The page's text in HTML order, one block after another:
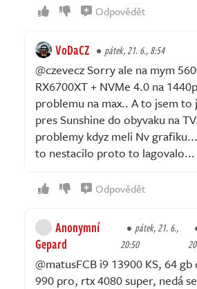
Odpovědět
VoDaCZ pátek, 21. 6., 8:54
@czevecz Sorry ale na mym
RX6700XT + NVMe 4.0 na
problemu na max.. A to jsem to
pres Sunshine do obyvaku na
problemy kdyz meli Nv grafiku...
to nestacilo proto to lagovalo...
Odpovědět
Anonymní
Gepard
pátek, 21. 6.,
20:50
@matusFCB i9 13900 KS, 64
990 pro, rtx 4080 super, nedá